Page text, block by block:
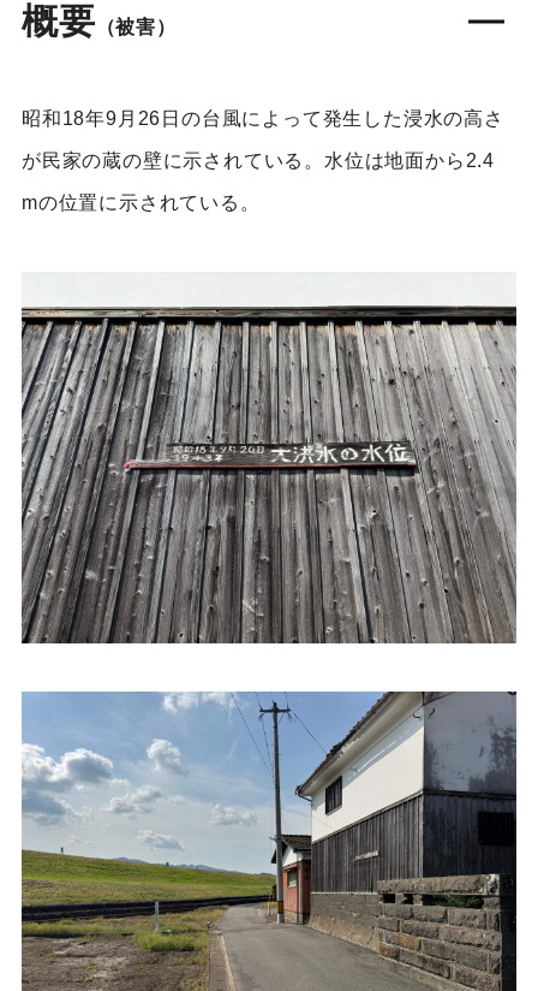
概要 （被害）
昭和18年9月26日の台風によって発生した浸水の高さ
が民家の蔵の壁に示されている。水位は地面から2.4
mの位置に示されている。